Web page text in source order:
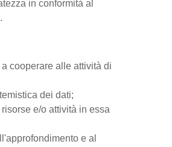
in conformità al
.
cooperare alle attività di
dei dati;
e/o attività in essa
e al